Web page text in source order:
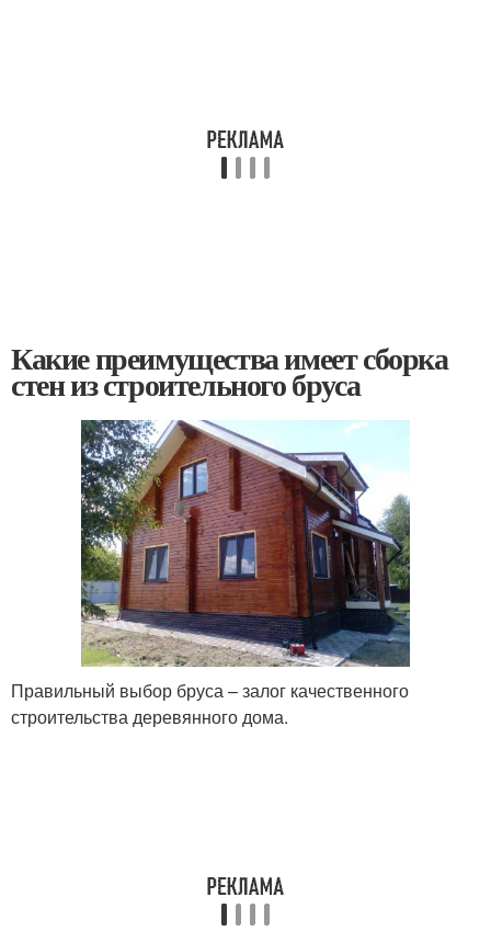
Какие преимущества имеет сборка
стен из строительного бруса
Правильный выбор бруса – залог качественного
строительства деревянного дома.